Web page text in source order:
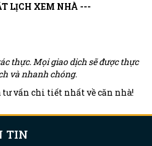
LỊCH XEM NHÀ ---
thực. Mọi giao dịch sẽ được thực
và nhanh chóng.
vấn chi tiết nhất về căn nhà!
TIN